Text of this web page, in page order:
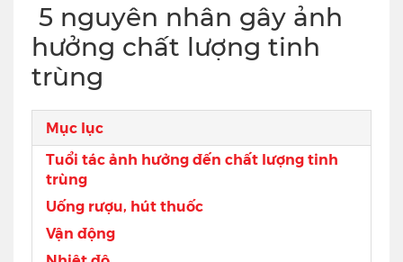
️ 5 nguyên nhân gây ảnh
hưởng chất lượng tinh
trùng
Mục lục
Tuổi tác ảnh hưởng đến chất lượng tinh
trùng
Uống rượu, hút thuốc
Vận động